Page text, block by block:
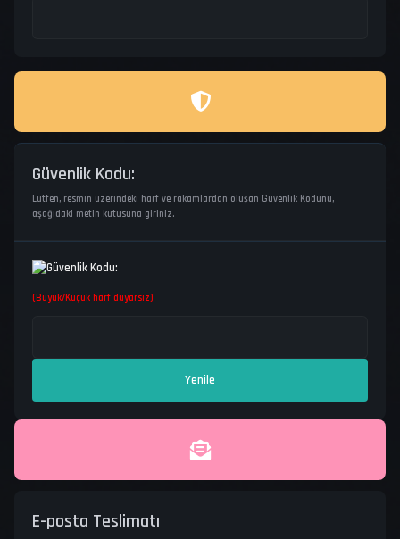
Güvenlik Kodu:
Lütfen, resmin üzerindeki harf ve rakamlardan oluşan Güvenlik Kodunu,
aşağıdaki metin kutusuna giriniz.
(Büyük/Küçük harf duyarsız)
E-posta Teslimatı